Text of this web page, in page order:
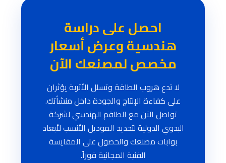
احصل على دراسة
هندسية وعرض أسعار
مخصص لمصنعك الآن
لا تدع هروب الطاقة وتسلل الأتربة يؤثران
على كفاءة الإنتاج والجودة داخل منشأتك.
تواصل الآن مع الطاقم الهندسي لشركة
البدوي الدولية لتحديد الموديل الأنسب لأبعاد
بوابات مصنعك والحصول على المقايسة
الفنية المجانية فوراً.